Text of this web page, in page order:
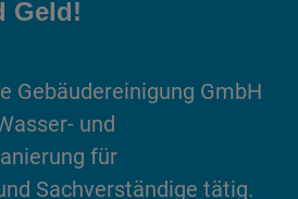
Geld!
Gebäudereinigung GmbH
und
für
Sachverständige tätig.